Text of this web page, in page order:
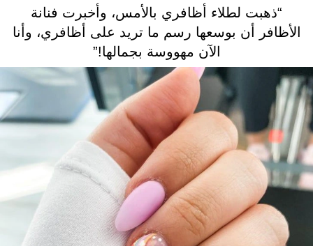
“ذهبت لطلاء أظافري بالأمس، وأخبرت فنانة
الأظافر أن بوسعها رسم ما تريد على أظافري، وأنا
الآن مهووسة بجمالها!”